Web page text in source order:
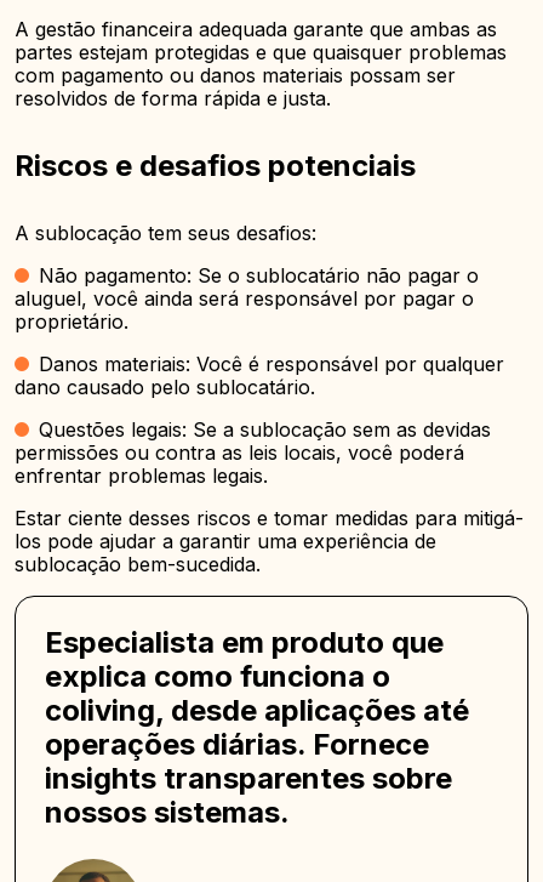
A gestão financeira adequada garante que ambas as
partes estejam protegidas e que quaisquer problemas
com pagamento ou danos materiais possam ser
resolvidos de forma rápida e justa.
Riscos e desafios potenciais
A sublocação tem seus desafios:
Não pagamento: Se o sublocatário não pagar o
aluguel, você ainda será responsável por pagar o
proprietário.
Danos materiais: Você é responsável por qualquer
dano causado pelo sublocatário.
Questões legais: Se a sublocação sem as devidas
permissões ou contra as leis locais, você poderá
enfrentar problemas legais.
Estar ciente desses riscos e tomar medidas para mitigá-
los pode ajudar a garantir uma experiência de
sublocação bem-sucedida.
Especialista em produto que
explica como funciona o
coliving, desde aplicações até
operações diárias. Fornece
insights transparentes sobre
nossos sistemas.